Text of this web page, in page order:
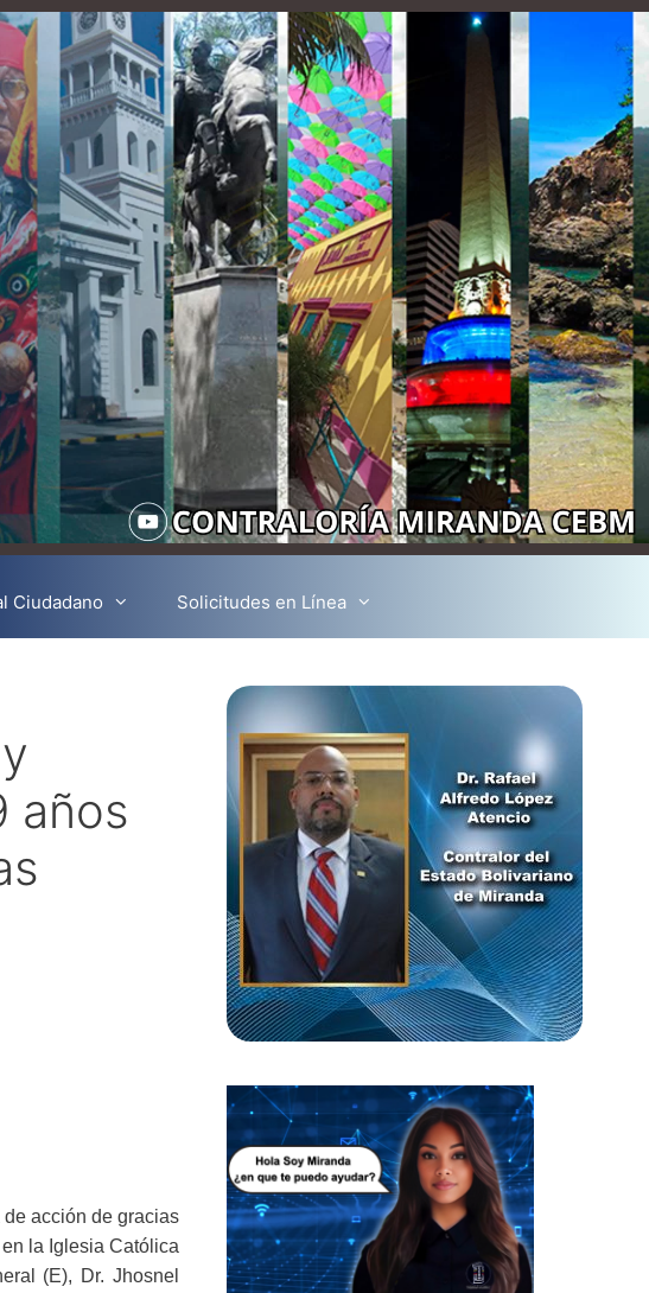
Ciudadano Solicitudes en Línea
años
acción de gracias
la Iglesia Católica
(E), Dr. Jhosnel